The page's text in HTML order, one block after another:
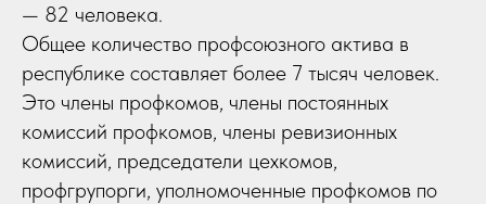
— 82 человека.
Общее количество профсоюзного актива в
республике составляет более 7 тысяч человек.
Это члены профкомов, члены постоянных
комиссий профкомов, члены ревизионных
комиссий, председатели цехкомов,
профгрупорги, уполномоченные профкомов по